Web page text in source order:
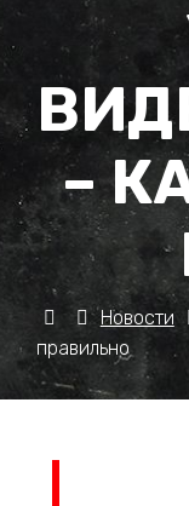
–
Новости
правильно